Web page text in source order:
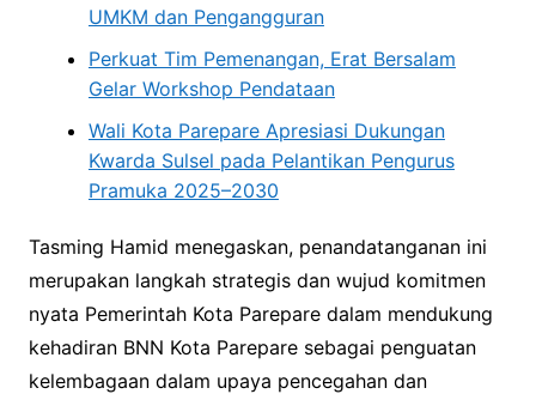
UMKM dan Pengangguran
Perkuat Tim Pemenangan, Erat Bersalam
Gelar Workshop Pendataan
Wali Kota Parepare Apresiasi Dukungan
Kwarda Sulsel pada Pelantikan Pengurus
Pramuka 2025–2030
Tasming Hamid menegaskan, penandatanganan ini
merupakan langkah strategis dan wujud komitmen
nyata Pemerintah Kota Parepare dalam mendukung
kehadiran BNN Kota Parepare sebagai penguatan
kelembagaan dalam upaya pencegahan dan